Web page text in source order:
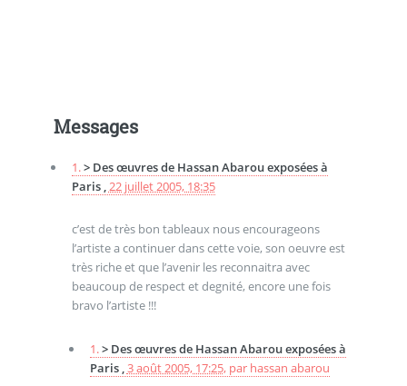
Messages
1.> Des œuvres de Hassan Abarou exposées à
Paris ,22 juillet 2005, 18:35
c’est de très bon tableaux nous encourageons
l’artiste a continuer dans cette voie, son oeuvre est
très riche et que l’avenir les reconnaitra avec
beaucoup de respect et degnité, encore une fois
bravo l’artiste !!!
1.> Des œuvres de Hassan Abarou exposées à
Paris ,3 août 2005, 17:25, par hassan abarou